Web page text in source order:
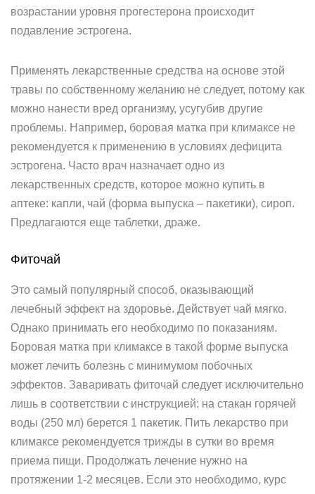
возрастании уровня прогестерона происходит
подавление эстрогена.
Применять лекарственные средства на основе этой
травы по собственному желанию не следует, потому как
можно нанести вред организму, усугубив другие
проблемы. Например, боровая матка при климаксе не
рекомендуется к применению в условиях дефицита
эстрогена. Часто врач назначает одно из
лекарственных средств, которое можно купить в
аптеке: капли, чай (форма выпуска – пакетики), сироп.
Предлагаются еще таблетки, драже.
Фиточай­
Это самый популярный способ, оказывающий
лечебный эффект на здоровье. Действует чай мягко.
Однако принимать его необходимо по показаниям.
Боровая матка при климаксе в такой форме выпуска
может лечить болезнь с минимумом побочных
эффектов. Заваривать фиточай следует исключительно
лишь в соответствии с инструкцией: на стакан горячей
воды (250 мл) берется 1 пакетик. Пить лекарство при
климаксе рекомендуется трижды в сутки во время
приема пищи. Продолжать лечение нужно на
протяжении 1-2 месяцев. Если это необходимо, курс